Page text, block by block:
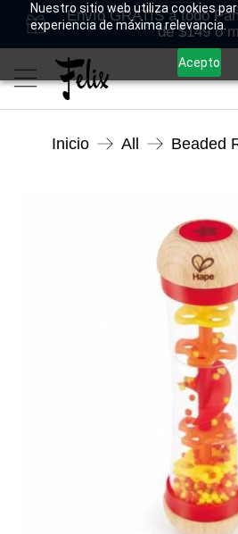
Nuestro sitio web utiliza cookies
experiencia de máxima relevancia.
Acepto
Envío GRATIS a todo
de $149 o
Inicio All Beaded